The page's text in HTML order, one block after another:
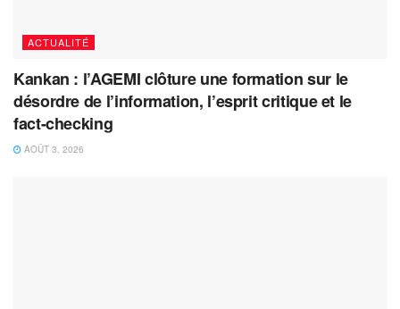
ACTUALITÉ
Kankan : l’AGEMI clôture une formation sur le
désordre de l’information, l’esprit critique et le
fact-checking
AOÛT 3, 2026